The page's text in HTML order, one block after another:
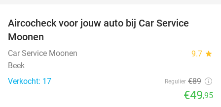
Aircocheck voor jouw auto bij Car Service
Moonen
Car Service Moonen 9.7 star
Beek
Verkocht: 17
Regulier €89
€49,95